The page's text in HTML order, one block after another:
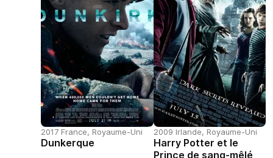
2017 France, Royaume-Uni
Dunkerque
2009 Irlande, Royaume-Uni
Harry Potter et le
Prince de sang-mêlé